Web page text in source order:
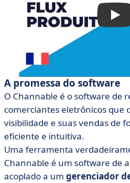
A promessa do software
O Channable é o software de
comerciantes eletrônicos que
visibilidade e suas vendas de
eficiente e intuitiva.
Uma ferramenta
Channable é um software de
acoplado a um gerenciador